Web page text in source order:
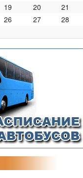
19 20 21
26 27 28